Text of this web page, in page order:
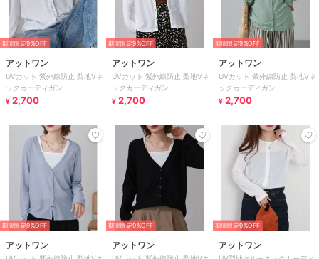
期間限定9%OFF
アットワン
UVカット 紫外線防止 梨地Vネ
ックカーディガン
¥ 2,700
期間限定9%OFF
アットワン
UVカット 紫外線防止 梨地Vネ
ックカーディガン
¥ 2,700
期間限定9%OFF
アットワン
UVカット 紫外線防止 梨地Vネ
ックカーディガン
¥ 2,700
期間限定9%OFF
アットワン
期間限定9%OFF
アットワン
期間限定9%OFF
アットワン